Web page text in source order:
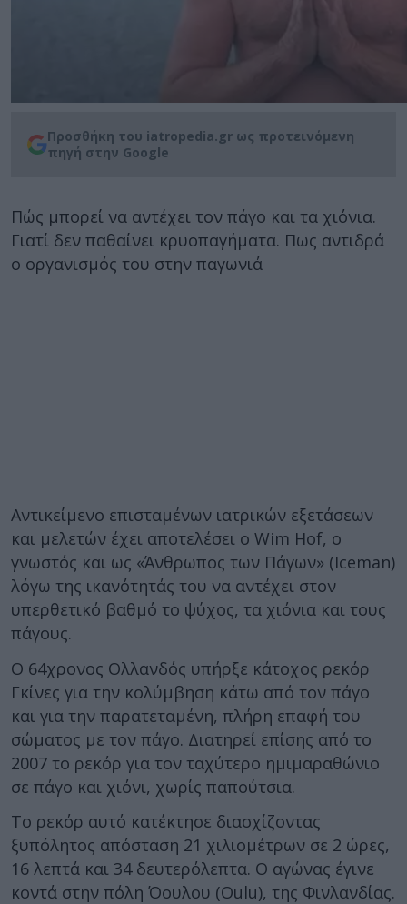
Προσθήκη του iatropedia.gr ως προτεινόμενη
πηγή στην Google
Πώς μπορεί να αντέχει τον πάγο και τα χιόνια.
Γιατί δεν παθαίνει κρυοπαγήματα. Πως αντιδρά
ο οργανισμός του στην παγωνιά
Αντικείμενο επισταμένων ιατρικών εξετάσεων
και μελετών έχει αποτελέσει ο Wim Hof, ο
γνωστός και ως «Άνθρωπος των Πάγων» (Iceman)
λόγω της ικανότητάς του να αντέχει στον
υπερθετικό βαθμό το ψύχος, τα χιόνια και τους
πάγους.
Ο 64χρονος Ολλανδός υπήρξε κάτοχος ρεκόρ
Γκίνες για την κολύμβηση κάτω από τον πάγο
και για την παρατεταμένη, πλήρη επαφή του
σώματος με τον πάγο. Διατηρεί επίσης από το
2007 το ρεκόρ για τον ταχύτερο ημιμαραθώνιο
σε πάγο και χιόνι, χωρίς παπούτσια.
Το ρεκόρ αυτό κατέκτησε διασχίζοντας
ξυπόλητος απόσταση 21 χιλιομέτρων σε 2 ώρες,
16 λεπτά και 34 δευτερόλεπτα. Ο αγώνας έγινε
κοντά στην πόλη Όουλου (Oulu), της Φινλανδίας.